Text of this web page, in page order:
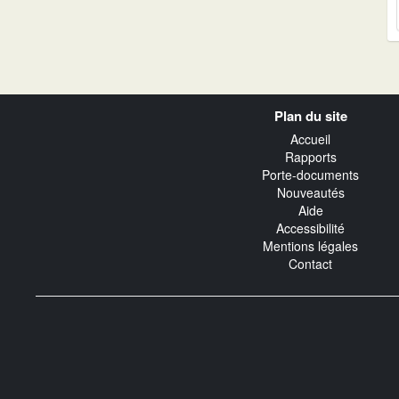
Plan du site
Accueil
Rapports
Porte-documents
Nouveautés
Aide
Accessibilité
Mentions légales
Contact